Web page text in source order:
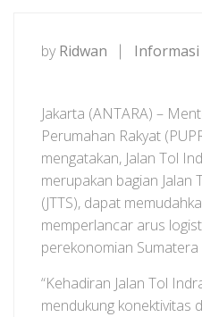
by Ridwan Informasi
Jakarta (ANTARA) –
Perumahan Rakyat
mengatakan, Jalan Tol
merupakan bagian Jalan
(JTTS), dapat
memperlancar arus
perekonomian Sumatera
“Kehadiran Jalan Tol
mendukung konektivitas